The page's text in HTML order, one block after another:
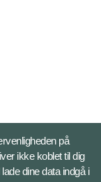
på
ikke koblet til dig
dine data indgå i